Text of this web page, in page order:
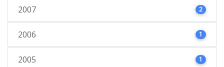
2007 2
2006 1
2005 1